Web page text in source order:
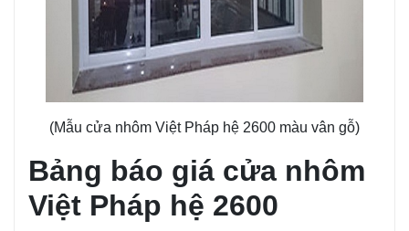
(Mẫu cửa nhôm Việt Pháp hệ 2600 màu vân gỗ)
Bảng báo giá cửa nhôm
Việt Pháp hệ 2600